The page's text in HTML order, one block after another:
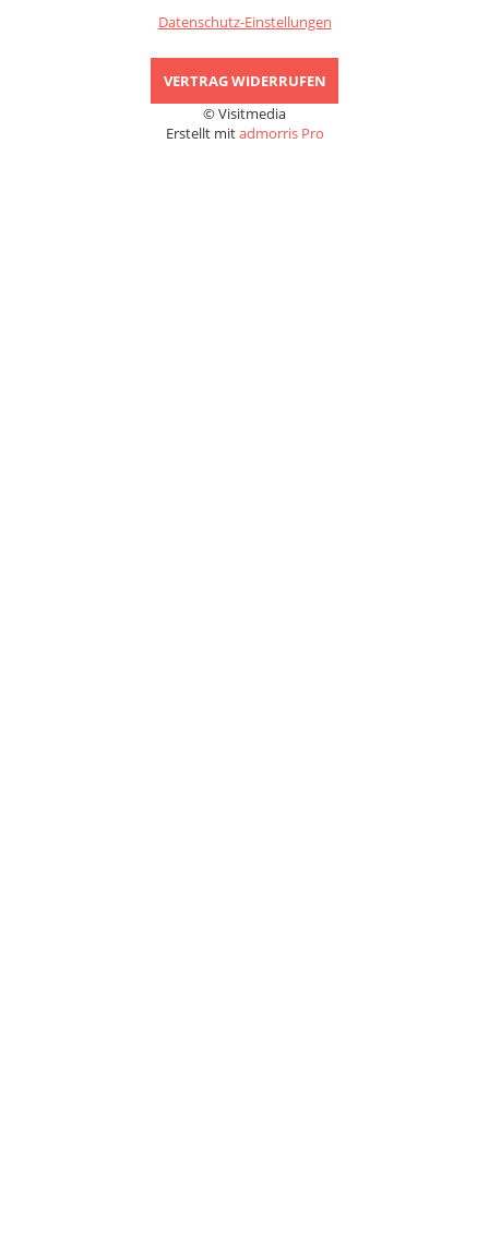
Datenschutz-Einstellungen
VERTRAG WIDERRUFEN
© Visitmedia
Erstellt mitadmorris Pro